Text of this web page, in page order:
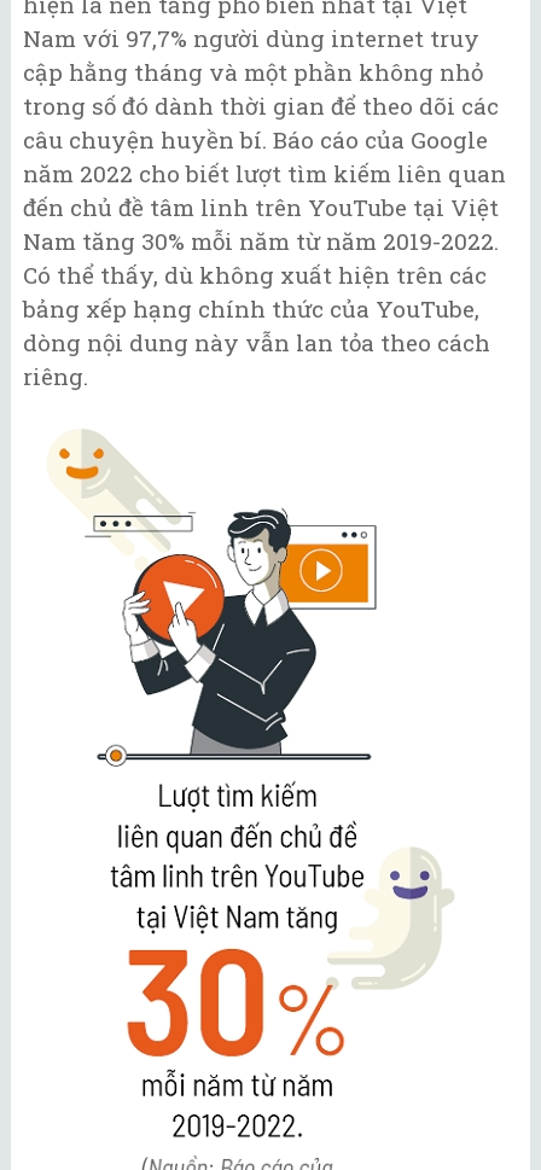
Nam với 97,7% người dùng internet truy
cập hằng tháng và một phần không nhỏ
trong số đó dành thời gian để theo dõi các
câu chuyện huyền bí. Báo cáo của Google
năm 2022 cho biết lượt tìm kiếm liên quan
đến chủ đề tâm linh trên YouTube tại Việt
Nam tăng 30% mỗi năm từ năm 2019-2022.
Có thể thấy, dù không xuất hiện trên các
bảng xếp hạng chính thức của YouTube,
dòng nội dung này vẫn lan tỏa theo cách
riêng.